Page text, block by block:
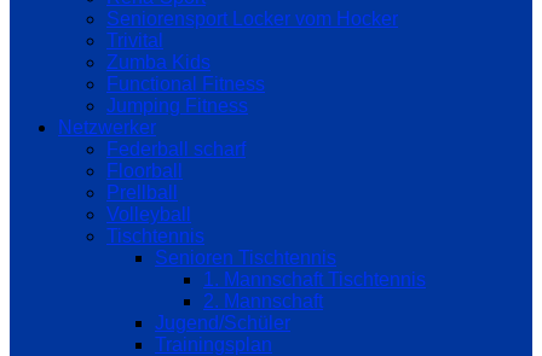
Seniorensport Locker vom Hocker
Trivital
Zumba Kids
Functional Fitness
Jumping Fitness
Netzwerker
Federball scharf
Floorball
Prellball
Volleyball
Tischtennis
Senioren Tischtennis
1. Mannschaft Tischtennis
2. Mannschaft
Jugend/Schüler
Trainingsplan